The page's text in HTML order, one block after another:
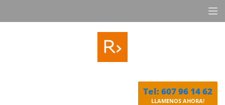
Tel: 607 96 14 62
LLAMENOS AHORA!